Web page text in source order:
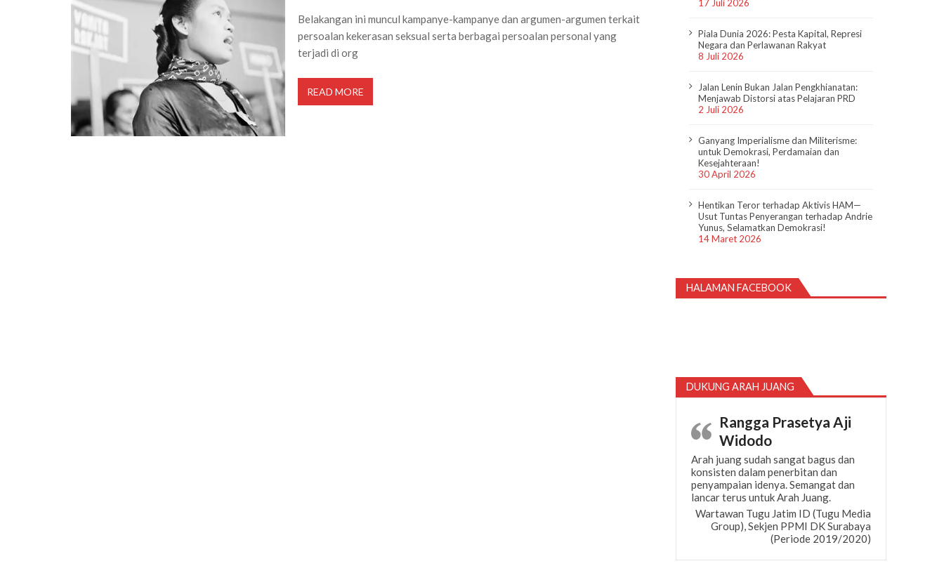
Belakangan ini muncul kampanye-kampanye dan argumen-argumen terkait
persoalan kekerasan seksual serta berbagai persoalan personal yang
terjadi di org
READ MORE
17 Juli 2026
Piala Dunia 2026: Pesta Kapital, Represi
Negara dan Perlawanan Rakyat
8 Juli 2026
Jalan Lenin Bukan Jalan Pengkhianatan:
Menjawab Distorsi atas Pelajaran PRD
2 Juli 2026
Ganyang Imperialisme dan Militerisme:
untuk Demokrasi, Perdamaian dan
Kesejahteraan!
30 April 2026
Hentikan Teror terhadap Aktivis HAM—
Usut Tuntas Penyerangan terhadap Andrie
Yunus, Selamatkan Demokrasi!
14 Maret 2026
HALAMAN FACEBOOK
DUKUNG ARAH JUANG
Rangga Prasetya Aji
Widodo
Arah juang sudah sangat bagus dan
konsisten dalam penerbitan dan
penyampaian idenya. Semangat dan
lancar terus untuk Arah Juang.
Wartawan Tugu Jatim ID (Tugu Media
Group), Sekjen PPMI DK Surabaya
(Periode 2019/2020)